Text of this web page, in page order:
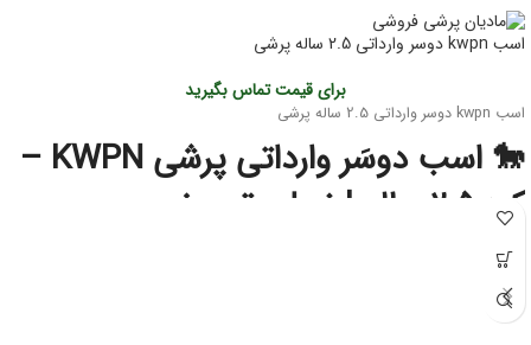
اسب kwpn دوسر وارداتی 2.5 ساله پرشی
برای قیمت تماس بگیرید
اسب kwpn دوسر وارداتی 2.5 ساله پرشی
🐎 اسب دوسَر وارداتی پرشی KWPN –
کره ۲.۵ ساله | نسل‌برتر مخصوص
آینده‌سازان پرش
این کره دوسَر وارداتی